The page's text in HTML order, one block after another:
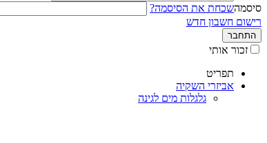
סיסמהשכחת את הסיסמה?
רישום חשבון חדש
התחבר
זכור אותי
תפריט
אביזרי השקיה
גלגלות מים לגינה